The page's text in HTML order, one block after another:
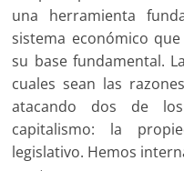
una herramienta
sistema económico
su base fundamental.
cuales sean las
atacando dos de
capitalismo: la
legislativo. Hemos